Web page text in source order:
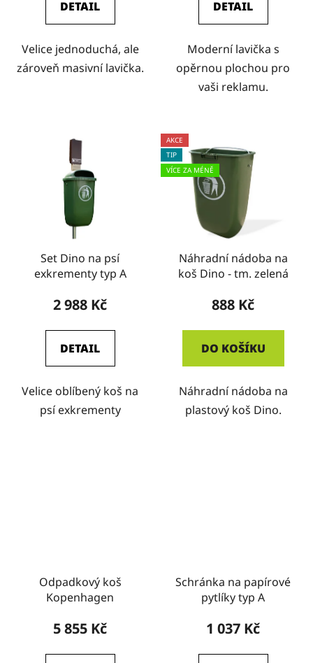
DETAIL
Velice jednoduchá, ale
zároveň masivní lavička.
DETAIL
Moderní lavička s
opěrnou plochou pro
vaši reklamu.
Set Dino na psí
exkrementy typ A
2 988 Kč
DETAIL
Velice oblíbený koš na
psí exkrementy
AKCE
TIP
VÍCE ZA MÉNĚ
Náhradní nádoba na
koš Dino - tm. zelená
888 Kč
DO KOŠÍKU
Náhradní nádoba na
plastový koš Dino.
Odpadkový koš
Kopenhagen
5 855 Kč
Schránka na papírové
pytlíky typ A
1 037 Kč